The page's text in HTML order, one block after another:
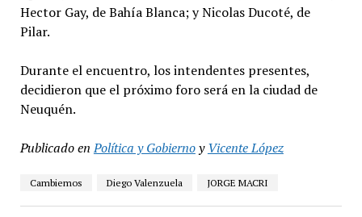
Hector Gay, de Bahía Blanca; y Nicolas Ducoté, de
Pilar.
Durante el encuentro, los intendentes presentes,
decidieron que el próximo foro será en la ciudad de
Neuquén.
Publicado en Política y GobiernoyVicente López
Cambiemos Diego Valenzuela JORGE MACRI